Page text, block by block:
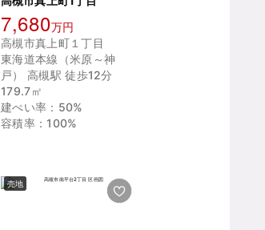
7,680万円
高槻市真上町１丁目
東海道本線（米原～神
戸） 高槻駅 徒歩12分
179.7㎡
建ぺい率：50%
容積率：100%
売地